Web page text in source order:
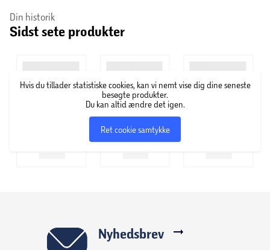
Om Vitakraft
dag producerer virksomheden over en million produkter
om dagen, og deres produkter sælges i forskellige lande
over hele verden. Hos Vitakraft er næring og forkælelse
nøgleordene, og i sortimentet har de alt, hvad dyrehjertet
begærer inden for foder og godbidder til både hunde,
katte, fugle, reptiler, fisk samt kaniner og gnavere.
Din historik
Sidst sete produkter
Hvis du tillader statistiske cookies, kan vi nemt vise dig dine seneste
besøgte produkter.
Du kan altid ændre det igen.
Ret cookie samtykke
Nyhedsbrev